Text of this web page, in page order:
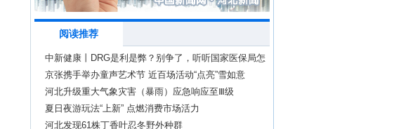
阅读推荐
中新健康丨DRG是利是弊？别争了，听听国家医保局怎
么说
京张携手举办童声艺术节 近百场活动“点亮”雪如意
河北升级重大气象灾害（暴雨）应急响应至Ⅲ级
夏日夜游玩法“上新” 点燃消费市场活力
河北发现61株丁香叶忍冬野外种群